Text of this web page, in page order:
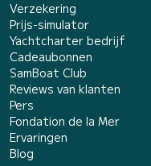
Verzekering
Prijs-simulator
Yachtcharter bedrijf
Cadeaubonnen
SamBoat Club
Reviews van klanten
Pers
Fondation de la Mer
Ervaringen
Blog